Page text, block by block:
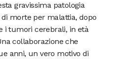
gravissima patologia
morte per malattia, dopo
i tumori cerebrali, in età
collaborazione che
anni, un vero motivo di